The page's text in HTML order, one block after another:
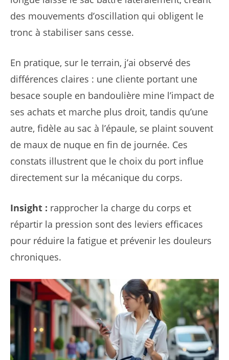
des mouvements d’oscillation qui obligent le
tronc à stabiliser sans cesse.
En pratique, sur le terrain, j’ai observé des
différences claires : une cliente portant une
besace souple en bandoulière mine l’impact de
ses achats et marche plus droit, tandis qu’une
autre, fidèle au sac à l’épaule, se plaint souvent
de maux de nuque en fin de journée. Ces
constats illustrent que le choix du port influe
directement sur la mécanique du corps.
Insight : rapprocher la charge du corps et
répartir la pression sont des leviers efficaces
pour réduire la fatigue et prévenir les douleurs
chroniques.